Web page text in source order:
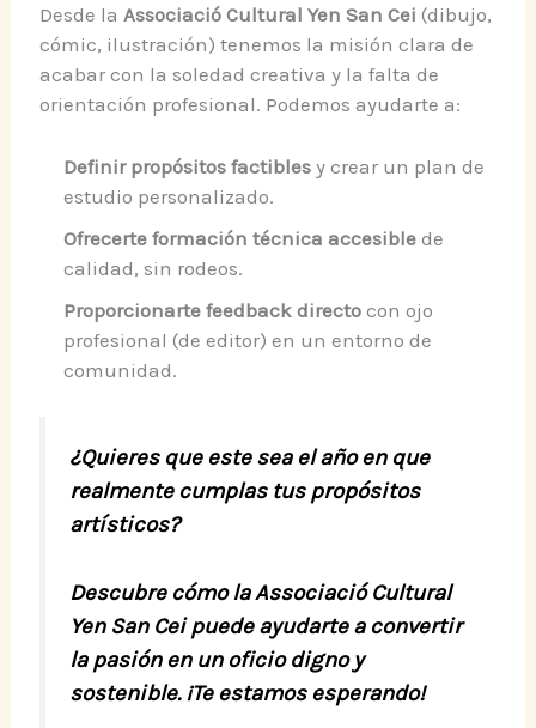
Desde la Associació Cultural Yen San Cei (dibujo,
cómic, ilustración) tenemos la misión clara de
acabar con la soledad creativa y la falta de
orientación profesional. Podemos ayudarte a:
Definir propósitos factibles y crear un plan de
estudio personalizado.
Ofrecerte formación técnica accesible de
calidad, sin rodeos.
Proporcionarte feedback directo con ojo
profesional (de editor) en un entorno de
comunidad.
¿Quieres que este sea el año en que
realmente cumplas tus propósitos
artísticos?
Descubre cómo la Associació Cultural
Yen San Cei puede ayudarte a convertir
la pasión en un oficio digno y
sostenible. ¡Te estamos esperando!